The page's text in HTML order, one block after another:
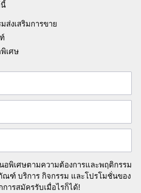
ส่งเสริมการขาย
เศษ
อพิเศษตามความต้องการและพฤติกรรม
ณฑ์ บริการ กิจกรรม และโปรโมชั่นของ
การสมัครรับเมื่อไรก็ได้!